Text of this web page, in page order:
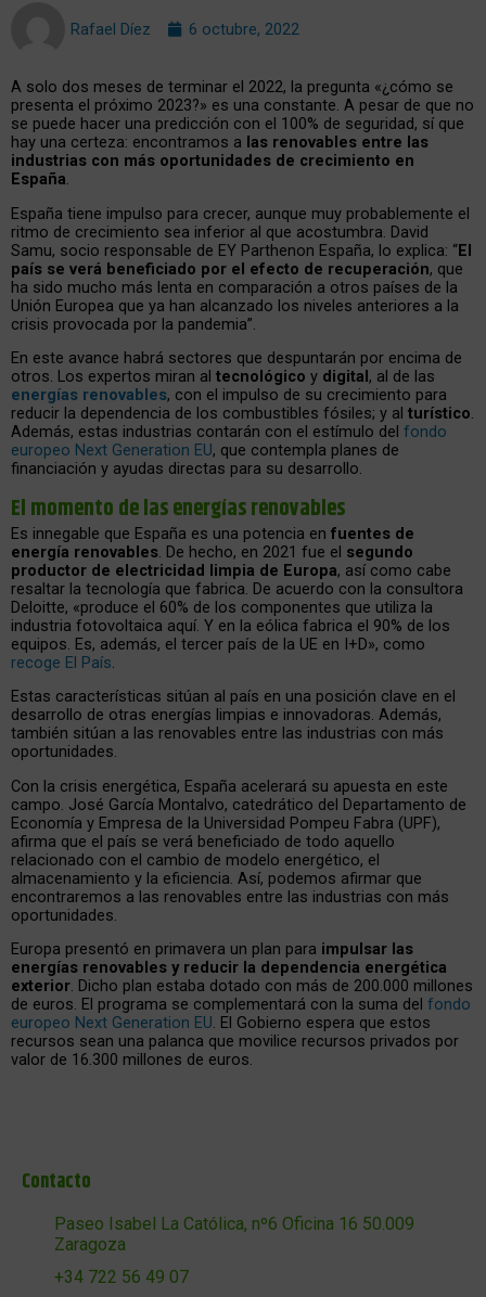
Rafael Díez 6 octubre, 2022
A solo dos meses de terminar el 2022, la pregunta «¿cómo se
presenta el próximo 2023?» es una constante. A pesar de que no
se puede hacer una predicción con el 100% de seguridad, sí que
hay una certeza: encontramos a las renovables entre las
industrias con más oportunidades de crecimiento en
España.
España tiene impulso para crecer, aunque muy probablemente el
ritmo de crecimiento sea inferior al que acostumbra. David
Samu, socio responsable de EY Parthenon España, lo explica: “El
país se verá beneficiado por el efecto de recuperación, que
ha sido mucho más lenta en comparación a otros países de la
Unión Europea que ya han alcanzado los niveles anteriores a la
crisis provocada por la pandemia”.
En este avance habrá sectores que despuntarán por encima de
otros. Los expertos miran al tecnológico y digital, al de las
energías renovables, con el impulso de su crecimiento para
reducir la dependencia de los combustibles fósiles; y al turístico.
Además, estas industrias contarán con el estímulo del fondo
europeo Next Generation EU, que contempla planes de
financiación y ayudas directas para su desarrollo.
El momento de las energías renovables
Es innegable que España es una potencia en fuentes de
energía renovables. De hecho, en 2021 fue el segundo
productor de electricidad limpia de Europa, así como cabe
resaltar la tecnología que fabrica. De acuerdo con la consultora
Deloitte, «produce el 60% de los componentes que utiliza la
industria fotovoltaica aquí. Y en la eólica fabrica el 90% de los
equipos. Es, además, el tercer país de la UE en I+D», como
recoge El País.
Estas características sitúan al país en una posición clave en el
desarrollo de otras energías limpias e innovadoras. Además,
también sitúan a las renovables entre las industrias con más
oportunidades.
Con la crisis energética, España acelerará su apuesta en este
campo. José García Montalvo, catedrático del Departamento de
Economía y Empresa de la Universidad Pompeu Fabra (UPF),
afirma que el país se verá beneficiado de todo aquello
relacionado con el cambio de modelo energético, el
almacenamiento y la eficiencia. Así, podemos afirmar que
encontraremos a las renovables entre las industrias con más
oportunidades.
Europa presentó en primavera un plan para impulsar las
energías renovables y reducir la dependencia energética
exterior. Dicho plan estaba dotado con más de 200.000 millones
de euros. El programa se complementará con la suma del fondo
europeo Next Generation EU. El Gobierno espera que estos
recursos sean una palanca que movilice recursos privados por
valor de 16.300 millones de euros.
Contacto
Paseo Isabel La Católica, nº6 Oficina 16 50.009
Zaragoza
+34 722 56 49 07